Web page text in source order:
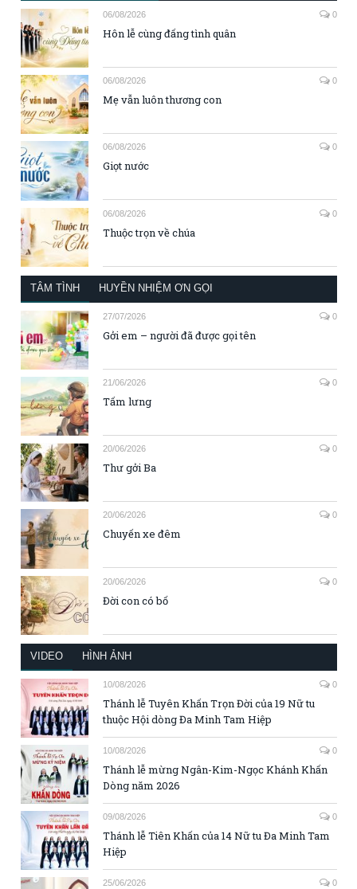
06/08/2026 0
Hôn lễ cùng đấng tình quân
06/08/2026 0
Mẹ vẫn luôn thương con
06/08/2026 0
Giọt nước
06/08/2026 0
Thuộc trọn về chúa
TÂM TÌNH HUYỀN NHIỆM ƠN GỌI
27/07/2026 0
Gởi em – người đã được gọi tên
21/06/2026 0
Tấm lưng
20/06/2026 0
Thư gởi Ba
20/06/2026 0
Chuyến xe đêm
20/06/2026 0
Đời con có bố
VIDEO HÌNH ẢNH
10/08/2026 0
Thánh lễ Tuyên Khấn Trọn Đời của 19 Nữ tu
thuộc Hội dòng Đa Minh Tam Hiệp
10/08/2026 0
Thánh lễ mừng Ngân-Kim-Ngọc Khánh Khấn
Dòng năm 2026
09/08/2026 0
Thánh lễ Tiên Khấn của 14 Nữ tu Đa Minh Tam
Hiệp
25/06/2026 0